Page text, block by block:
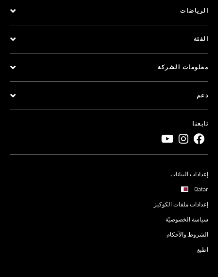
الرياضات
الفئة
معلومات الشركة
دعم
تابعنا
إعدادات البيانات
Qatar
إعدادات ملفات الكوكيز
سياسة الخصوصيّة
الشروط والأحكام
اطبع